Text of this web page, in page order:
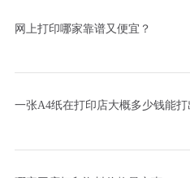
网上打印哪家靠谱又便宜？
一张A4纸在打印店大概多少钱能打